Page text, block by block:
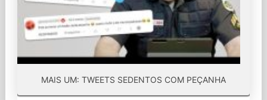
MAIS UM: TWEETS SEDENTOS COM PEÇANHA